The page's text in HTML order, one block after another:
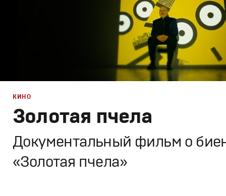
Золотая пчела
Документальный фильм о
«Золотая пчела»
КИНО